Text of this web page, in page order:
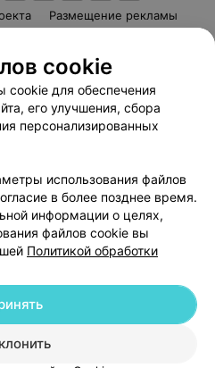
Размещение рекламы
Способы оплаты
Партнеры
103.by
данных
| 220012, Республика Беларусь,
+375 291212755
cookie
cookie для обеспечения
его улучшения, сбора
персонализированных
использования файлов
в более позднее время.
информации о целях,
файлов cookie вы
Политикой обработки